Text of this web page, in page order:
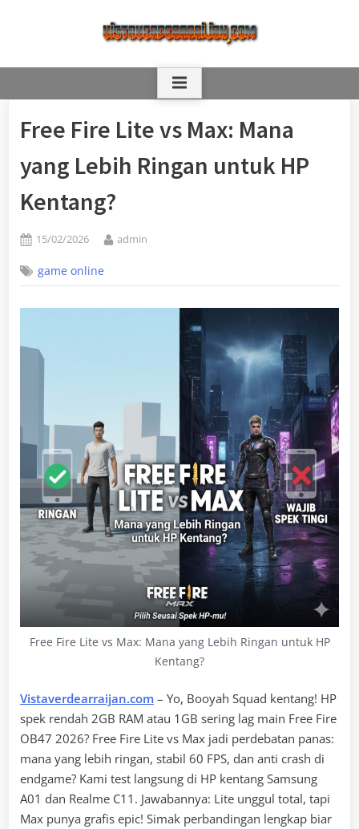
Free Fire Lite vs Max: Mana
yang Lebih Ringan untuk HP
Kentang?
Posted
15/02/2026 By
admin
game online
Free Fire Lite vs Max: Mana yang Lebih Ringan untuk HP
Kentang?
Vistaverdearraijan.com – Yo, Booyah Squad kentang! HP
spek rendah 2GB RAM atau 1GB sering lag main Free Fire
OB47 2026? Free Fire Lite vs Max jadi perdebatan panas:
mana yang lebih ringan, stabil 60 FPS, dan anti crash di
endgame? Kami test langsung di HP kentang Samsung
A01 dan Realme C11. Jawabannya: Lite unggul total, tapi
Max punya grafis epic! Simak perbandingan lengkap biar